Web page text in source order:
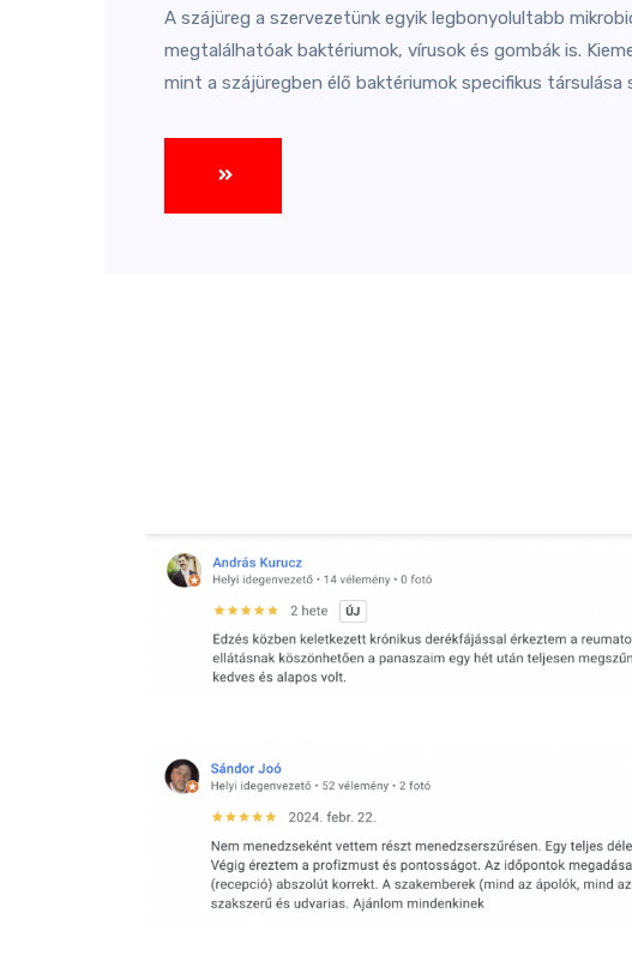
A szájüreg a szervezetünk egyik legbonyolultabb
megtalálhatóak baktériumok, vírusok és gombák is.
mint a szájüregben élő baktériumok specifikus